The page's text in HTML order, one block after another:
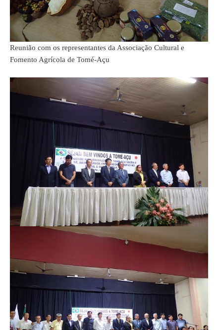
Reunião com os representantes da Associação Cultural e
Fomento Agrícola de Tomé-Açu